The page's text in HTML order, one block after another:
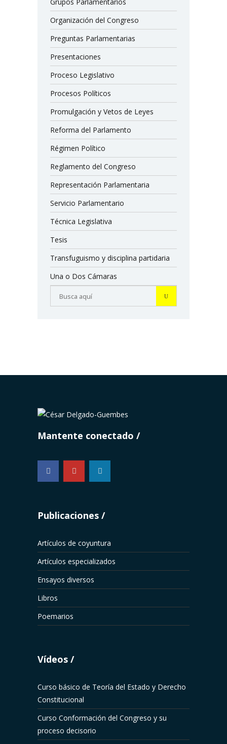
Organización del Congreso
Preguntas Parlamentarias
Presentaciones
Proceso Legislativo
Procesos Políticos
Promulgación y Vetos de Leyes
Reforma del Parlamento
Régimen Político
Reglamento del Congreso
Representación Parlamentaria
Servicio Parlamentario
Técnica Legislativa
Tesis
Transfuguismo y disciplina partidaria
Una o Dos Cámaras
Mantente conectado
...
Publicaciones
Artículos de coyuntura
Artículos especializados
Ensayos diversos
Libros
Poemarios
Vídeos
Curso básico de Teoría del Estado y Derecho
Constitucional
Curso Conformación del Congreso y su
proceso decisorio